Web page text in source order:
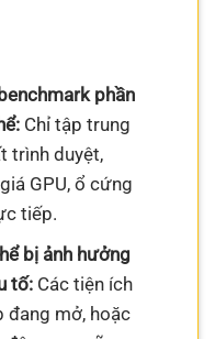
phần
Chỉ tập trung
trình duyệt,
GPU, ổ cứng
tiếp.
bị ảnh hưởng
tố:Các tiện ích
đang mở, hoặc